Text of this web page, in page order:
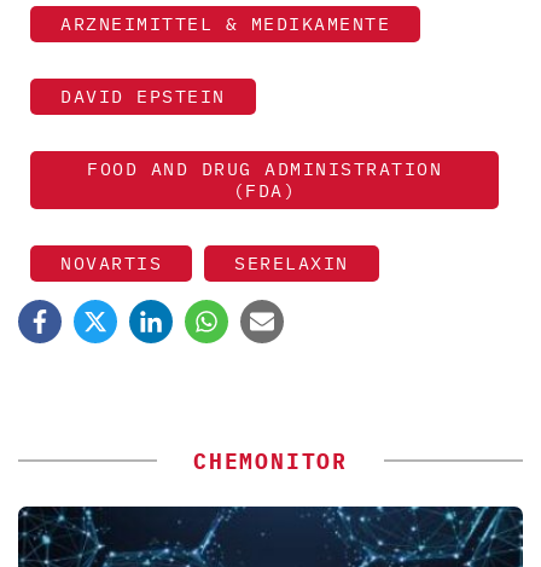
ARZNEIMITTEL & MEDIKAMENTE
DAVID EPSTEIN
FOOD AND DRUG ADMINISTRATION
(FDA)
NOVARTIS SERELAXIN
CHEMONITOR